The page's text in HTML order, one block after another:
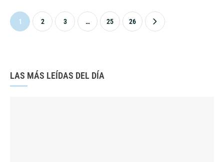
1 2 3 … 25 26
LAS MÁS LEÍDAS DEL DÍA